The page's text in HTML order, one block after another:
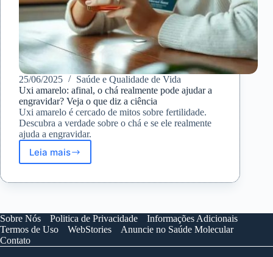
25/06/2025
Saúde e Qualidade de Vida
Uxi amarelo: afinal, o chá realmente pode ajudar a
engravidar? Veja o que diz a ciência
Uxi amarelo é cercado de mitos sobre fertilidade.
Descubra a verdade sobre o chá e se ele realmente
ajuda a engravidar.
Leia mais
Uxi
afinal,
realmente
pode
a
Sobre Nós Politica de Privacidade
Informações Adicionais
Termos de Uso
WebStories
Anuncie no Saúde Molecular
Contato